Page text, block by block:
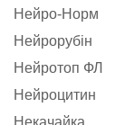
Нейро-Норм
Нейрорубін
Нейротоп ФЛ
Нейроцитин
Некачайка